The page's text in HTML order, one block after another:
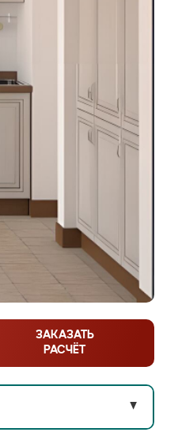
ЗАКАЗАТЬ
РАСЧЁТ
▼